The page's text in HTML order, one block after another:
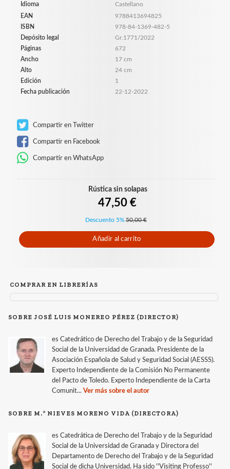
Idioma
Castellano
EAN
9788413694825
ISBN
978-84-1369-482-5
Depósito legal
Gr.1771/2022
Páginas
672
Ancho
17 cm
Alto
24 cm
Edición
1
Fecha publicación
22-12-2022
Compartir en Twitter
Compartir en Facebook
Compartir en WhatsApp
Rústica sin solapas
47,50 €
Descuento 5% 50,00 €
Añadir al carrito
COMPRAR EN LIBRERÍAS
SOBRE JOSÉ LUIS MONEREO PÉREZ (DIRECTOR)
es Catedrático de Derecho del Trabajo y de la Seguridad
Social de la Universidad de Granada. Presidente de la
Asociación Española de Salud y Seguridad Social (AESSS).
Experto Independiente de la Comisión No Permanente
del Pacto de Toledo. Experto Independiente de la Carta
Comunit... Ver más sobre el autor
SOBRE M.ª NIEVES MORENO VIDA (DIRECTORA)
es Catedrática de Derecho del Trabajo y de la Seguridad
Social de la Universidad de Granada y Directora del
Departamento de Derecho del Trabajo y de la Seguridad
Social de dicha Universidad. Ha sido ''Visiting Professo''